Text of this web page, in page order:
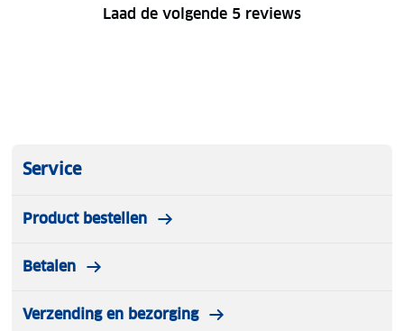
Laad de volgende 5 reviews
Service
Product bestellen
Betalen
Verzending en bezorging